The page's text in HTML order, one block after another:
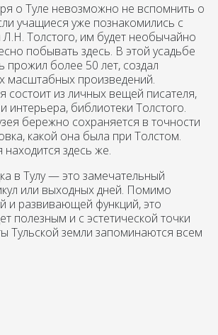
о Туле невозможно не вспомнить о
учащиеся уже познакомились с
Толстого, им будет необычайно
побывать здесь. В этой усадьбе
прожил более 50 лет, создал
масштабных произведений.
состоит из личных вещей писателя,
интерьера, библиотеки Толстого.
бережно сохраняется в точности
какой она была при Толстом.
здесь же.
в Тулу — это замечательный
или выходных дней. Помимо
и развивающей функций, это
полезным и с эстетической точки
Тульской земли запоминаются всем